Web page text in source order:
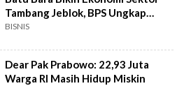
Tambang Jeblok, BPS Ungkap
Angkanya
BISNIS
Dear Pak Prabowo: 22,93 Juta
Warga RI Masih Hidup Miskin